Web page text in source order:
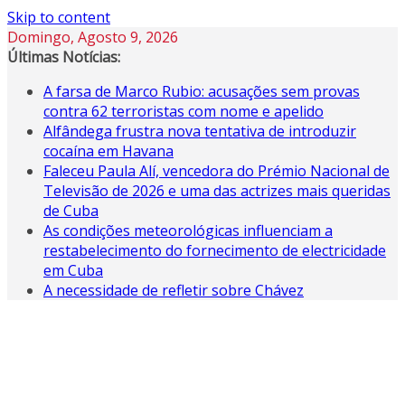
Skip to content
Domingo, Agosto 9, 2026
Últimas Notícias:
A farsa de Marco Rubio: acusações sem provas
contra 62 terroristas com nome e apelido
Alfândega frustra nova tentativa de introduzir
cocaína em Havana
Faleceu Paula Alí, vencedora do Prémio Nacional de
Televisão de 2026 e uma das actrizes mais queridas
de Cuba
As condições meteorológicas influenciam a
restabelecimento do fornecimento de electricidade
em Cuba
A necessidade de refletir sobre Chávez